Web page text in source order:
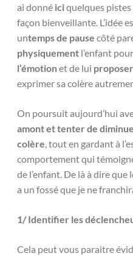
ai donné iciquelques
façon bienveillante. L’idée
untemps de pause côté
physiquement l’enfant
l’émotionet de lui
exprimer sa colère
On poursuit aujourd’hui
amont et tenter de
colère, tout en gardant à
comportement qui
de l’enfant. De là à dire que
a un fossé que je ne
1/ Identifier les
Cela peut vous paraitre